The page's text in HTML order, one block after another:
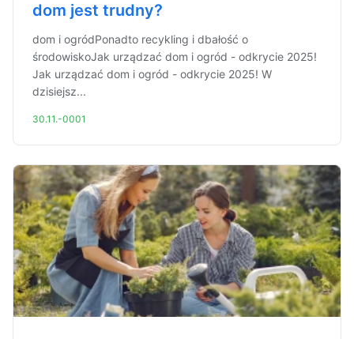
dom jest trudny?
dom i ogródPonadto recykling i dbałość o
środowiskoJak urządzać dom i ogród - odkrycie 2025!
Jak urządzać dom i ogród - odkrycie 2025! W
dzisiejsz...
30.11.-0001